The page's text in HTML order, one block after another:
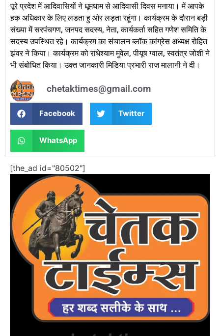
पूरे प्रदेश में आदिवासियों ने धूमधाम से आदिवासी दिवस मनाया। में आपके
हक अधिकार के लिए लडता हु ओर लड़ता रहूंगा। कार्यक्रम के दौरान बड़ी
संख्या में सरपंचगण, जनपद सदस्य, नेता, कार्यकर्ता सहित गणेश समिति के
सदस्य उपस्थित रहे। कार्यक्रम का संचालन ब्लॉक कांग्रेस अध्यक्ष रोहित
झंवर ने किया। कार्यक्रम को राधेश्याम मुवेल, पीयूष ग्वाल, स्वतंत्र जोशी ने
भी संबोधित किया। उक्त जानकारी मिडिया प्रभारी राज मालानी ने दी।
chetaktimes@gmail.com
Facebook Twitter
WhatsApp
[the_ad id="80502"]